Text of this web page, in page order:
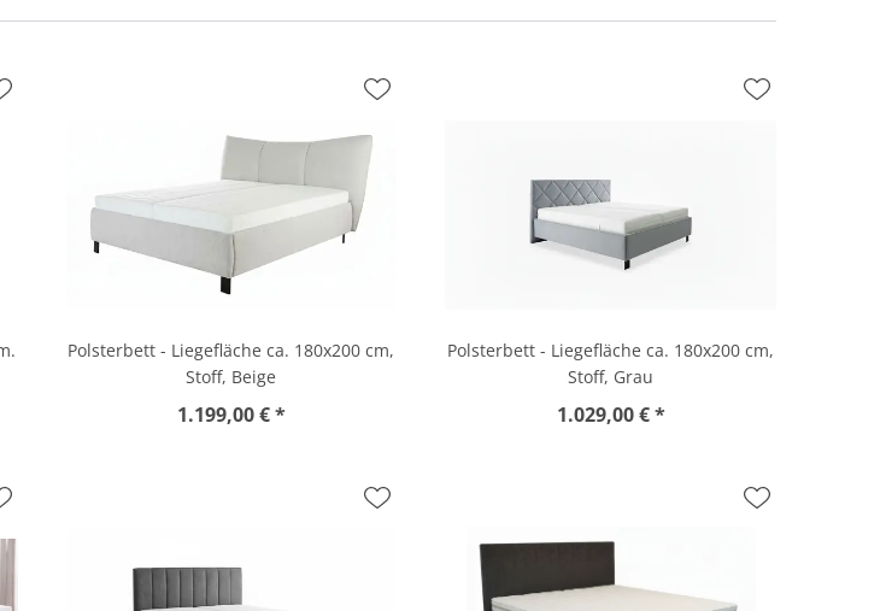
Polsterbett - Liegefläche ca. 180x200 cm,
Stoff, Beige
1.199,00 € *
Polsterbett - Liegefläche ca. 180x200 cm,
Stoff, Grau
1.029,00 € *